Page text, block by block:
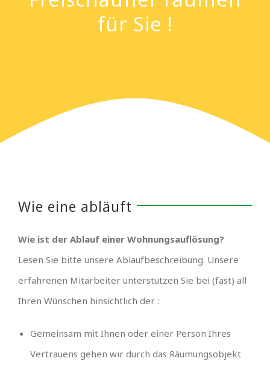
für Sie !
Wie eine abläuft
Wie ist der Ablauf einer Wohnungsauflösung?
Lesen Sie bitte unsere Ablaufbeschreibung. Unsere
erfahrenen Mitarbeiter unterstützen Sie bei (fast) all
Ihren Wünschen hinsichtlich der :
Gemeinsam mit Ihnen oder einer Person Ihres
Vertrauens gehen wir durch das Räumungsobjekt